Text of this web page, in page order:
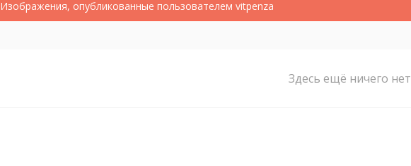
Изображения, опубликованные пользователем vitpenza
Здесь ещё ничего нет